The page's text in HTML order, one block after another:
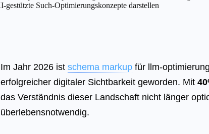
Im Jahr 2026 ist schema markupfür llm-
erfolgreicher digitaler Sichtbarkeit geworden. Mit
das Verständnis dieser Landschaft nicht länger
überlebensnotwendig.